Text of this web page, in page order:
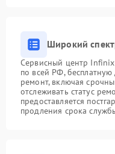
Широкий
Сервисный центр Infinix
по всей РФ, бесплатную
ремонт, включая
отслеживать статус
предоставляется
продления срока